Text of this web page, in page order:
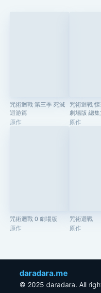
咒術迴戰 第三季 死滅
迴游篇
原作
咒術迴戰
劇場版 總集
原作
咒術迴戰 0 劇場版
原作
咒術迴戰
原作
daradara.me
© 2025 daradara. All